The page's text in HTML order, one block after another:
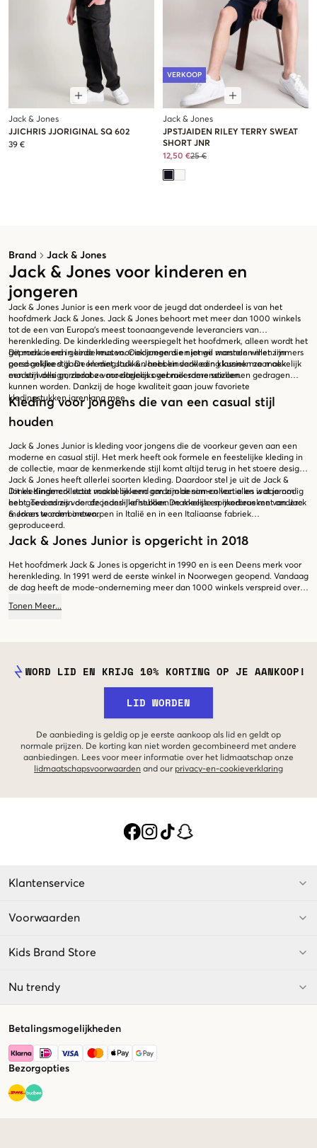
Brand Jack & Jones
Jack & Jones voor kinderen en
jongeren
Jack & Jones Junior is een merk voor de jeugd dat onderdeel is van het
hoofdmerk Jack & Jones. Jack & Jones behoort met meer dan 1000 winkels
tot de een van Europa’s meest toonaangevende leveranciers van
herenkleding. De kinderkleding weerspiegelt het hoofdmerk, alleen wordt het
geproduceerd in kindermaten. Ook jongens en jonge mannen willen immers
goed gekleed gaan en met Jack & Jones kinderkleding kunnen ze makkelijk
een stijlvolle garderobe voor dagelijks gebruik samenstellen.
Dit merk is een goede keus voor iedereen die niet wil worstelen met zijn
persoonlijke stijl. De kledingstukken hebben vaak een klassiek maar ook
modern design, zodat ze moeiteloos over meerdere seizoenen gedragen
kunnen worden. Dankzij de hoge kwaliteit gaan jouw favoriete
kledingstukken jarenlang mee.
Kleding voor jongens die van een casual stijl
houden
Jack & Jones Junior is kleding voor jongens die de voorkeur geven aan een
moderne en casual stijl. Het merk heeft ook formele en feestelijke kleding in
de collectie, maar de kenmerkende stijl komt altijd terug in het stoere design.
Jack & Jones heeft allerlei soorten kleding. Daardoor stel je uit de Jack &
Jones Kindercollectie makkelijk een garderobe samen van alles wat je nodig
hebt. Tevens zijn de afzonderlijke stukken makkelijk en modieus met andere
merken te combineren.
Dit kledingmerk staat vooral bekend om zijn denim-collectie en is daarom
een goed adres voor de jeans-liefhebber. De meeste spijkerbroeken van Jack
& Jones worden ontworpen in Italië en in een Italiaanse fabriek
geproduceerd.
Jack & Jones Junior is opgericht in 2018
Het hoofdmerk Jack & Jones is opgericht in 1990 en is een Deens merk voor
herenkleding. In 1991 werd de eerste winkel in Noorwegen geopend. Vandaag
de dag heeft de mode-onderneming meer dan 1000 winkels verspreid over
gemaakt bij het jonge publiek. Het merk profileert zich als de perfecte keuze
Tonen Meer...
Jack & Jones
JJICHRIS JJORIGINAL SQ 602
39 €
VERKOOP
Jack & Jones
JPSTJAIDEN RILEY TERRY SWEAT
SHORT JNR
12,50 €25 €
WORD LID EN KRIJG 10% KORTING OP JE AANKOOP!
LID WORDEN
De aanbieding is geldig op je eerste aankoop als lid en geldt op
normale prijzen. De korting kan niet worden gecombineerd met andere
aanbiedingen. Lees voor meer informatie over het lidmaatschap onze
lidmaatschapsvoorwaarden and our privacy-en-cookieverklaring
Klantenservice
Voorwaarden
Kids Brand Store
Nu trendy
Betalingsmogelijkheden
Bezorgopties